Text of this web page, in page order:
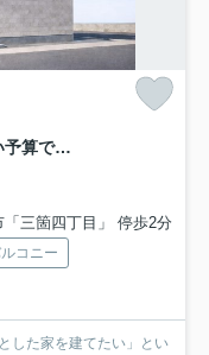
大東市三箇×自由設計の家 無理のない予算で新築マイホーム
三箇四丁目」 停歩2分
コニー
した家を建てたい」とい